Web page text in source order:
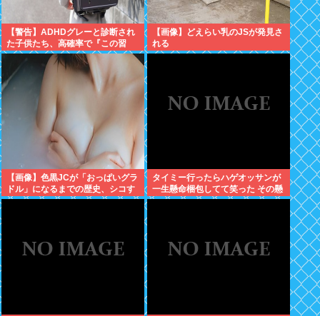
【警告】ADHDグレーと診断され
た子供たち、高確率で『この習
慣』をやっていた→！！！
【画像】どえらい乳のJSが発見さ
れる
【画像】色黒JCが「おっぱいグラ
ドル」になるまでの歴史、シコす
ぎるwww
タイミー行ったらハゲオッサンが
一生懸命梱包してて笑った その懸
命さを別の場面で活かせよ